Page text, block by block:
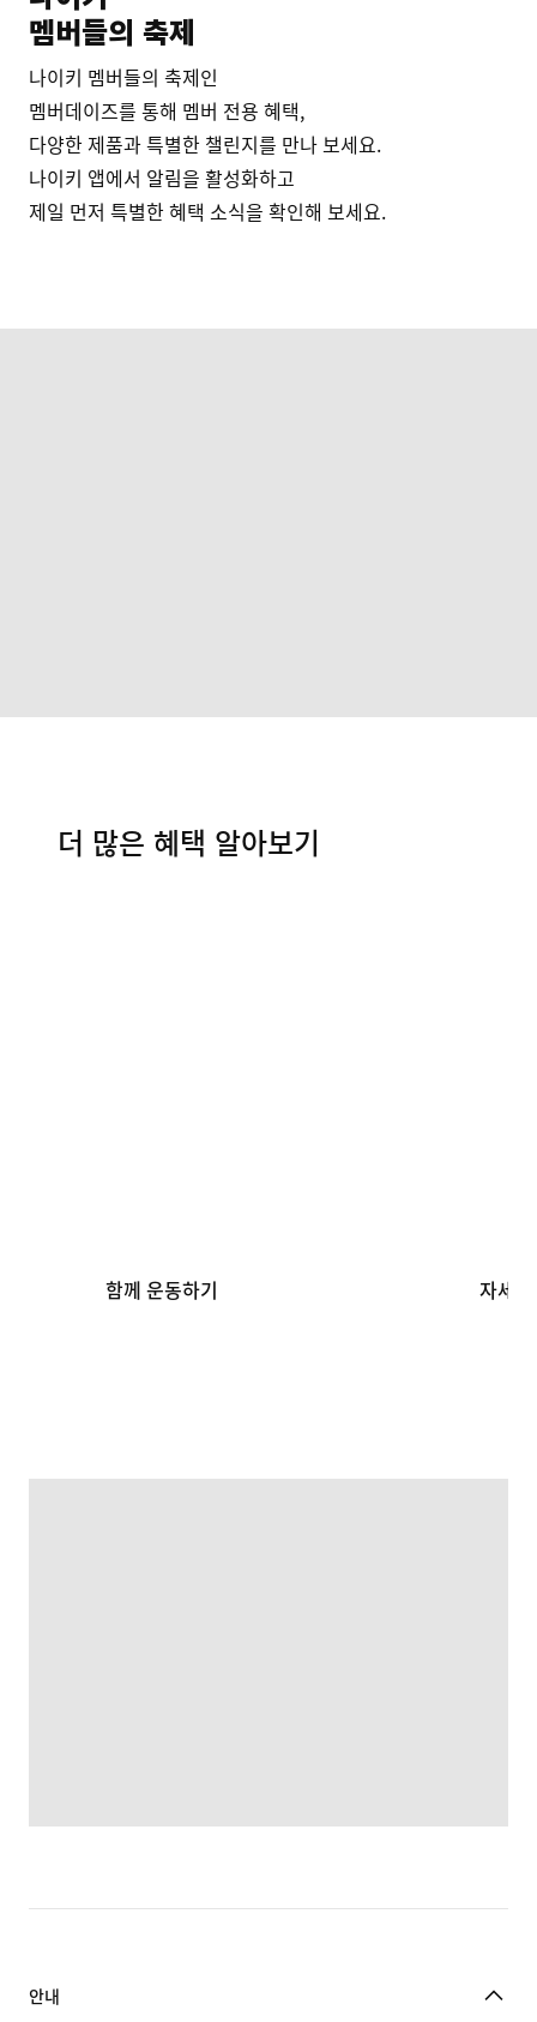
멤버들의 축제
나이키 멤버들의 축제인
멤버데이즈를 통해 멤버 전용 혜택,
다양한 제품과 특별한 챌린지를 만나 보세요.
나이키 앱에서 알림을 활성화하고
제일 먼저 특별한 혜택 소식을 확인해 보세요.
더 많은 혜택 알아보기
함께 운동하기 자세
안내